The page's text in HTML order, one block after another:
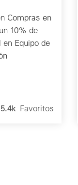
Compras en
10% de
Equipo de
5.4k Favoritos